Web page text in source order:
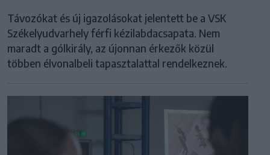
Távozókat és új igazolásokat jelentett be a VSK
Székelyudvarhely férfi kézilabdacsapata. Nem
maradt a gólkirály, az újonnan érkezők közül
többen élvonalbeli tapasztalattal rendelkeznek.